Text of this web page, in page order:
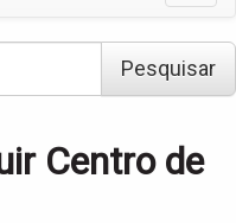
o
g
a
v
Pesquisar
Centro de